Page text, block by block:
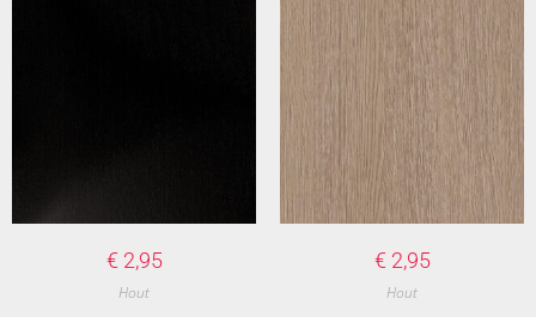
€ 2,95
Hout
€ 2,95
Hout